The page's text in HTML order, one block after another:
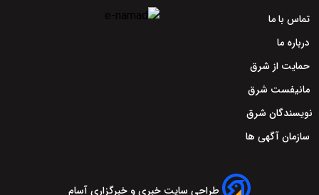
تماس با ما
درباره ما
حمایت از شرق
مانیفست شرق
نویسندگان شرق
سازمان آگهی ها
طراحی سایت خبری و خبرگزاری آسام